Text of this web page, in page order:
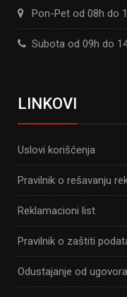
Pon-Pet od 08h do
Subota od 09h do
LINKOVI
Uslovi korišćenja
Pravilnik o rešavanju
Reklamacioni list
Pravilnik o zaštiti
Odustajanje od